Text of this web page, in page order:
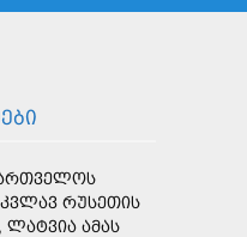
ᲠᲣᲡᲔᲗᲘᲡ
ᲚᲐᲢᲕᲘᲐ ᲐᲛᲐᲡ